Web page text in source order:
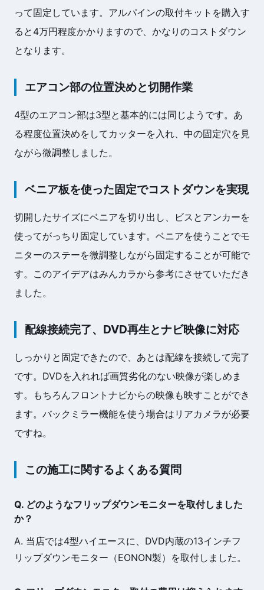
って固定しています。アルパインの取付キットを購入す
ると4万円程度かかりますので、かなりのコストダウン
となります。
エアコン部の位置決めと切開作業
4型のエアコン部は3型と基本的には同じようです。あ
る程度位置決めをしてカッターを入れ、中の固定穴を見
ながら微調整しました。
ベニア板を使った固定でコストダウンを実現
切開したサイズにベニアを切り出し、ビスとアンカーを
使ってがっちり固定しています。ベニアを使うことでモ
ニターのステーを微調整しながら固定することが可能で
す。このアイデアはみんカラから参考にさせていただき
ました。
配線接続完了、DVD再生とナビ映像に対応
しっかりと固定できたので、あとは配線を接続して完了
です。DVDを入れれば画質劣化のない映像が楽しめま
す。もちろんフロントナビからの映像も映すことができ
ます。バックミラー機能を使う場合はリアカメラが必要
ですね。
この施工に関するよくある質問
Q. どのようなフリップダウンモニターを取付しました
か？
A. 当店では4型ハイエースに、DVD内蔵の13インチフ
リップダウンモニター（EONON製）を取付しました。